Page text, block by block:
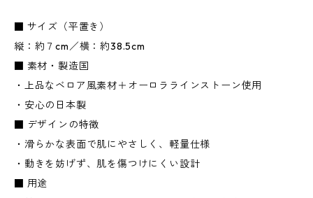
■ サイズ（平置き）
縦：約７cm／横：約38.5cm
■ 素材・製造国
・上品なベロア風素材＋オーロララインストーン使用
・安心の日本製
■ デザインの特徴
・滑らかな表面で肌にやさしく、軽量仕様
・動きを妨げず、肌を傷つけにくい設計
■ 用途